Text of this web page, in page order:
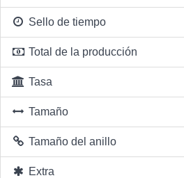
Sello de tiempo
Total de la producción
Tasa
Tamaño
Tamaño del anillo
Extra